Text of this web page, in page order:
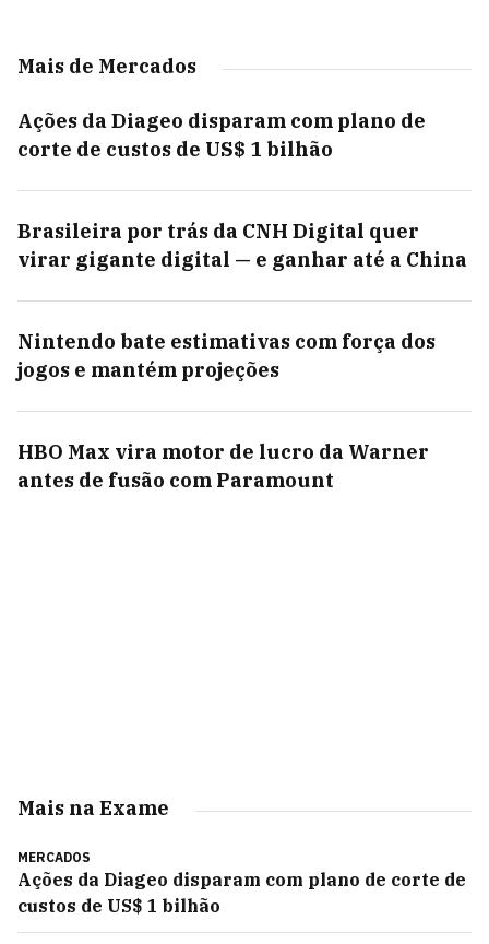
Mais de Mercados
Ações da Diageo disparam com plano de
corte de custos de US$ 1 bilhão
Brasileira por trás da CNH Digital quer
virar gigante digital — e ganhar até a China
Nintendo bate estimativas com força dos
jogos e mantém projeções
HBO Max vira motor de lucro da Warner
antes de fusão com Paramount
Mais na Exame
MERCADOS
Ações da Diageo disparam com plano de corte de
custos de US$ 1 bilhão